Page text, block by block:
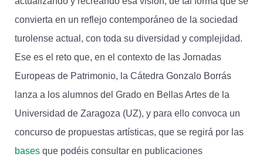
convierta en un reflejo contemporáneo de la sociedad
turolense actual, con toda su diversidad y complejidad.
Ese es el reto que, en el contexto de las Jornadas
Europeas de Patrimonio, la Cátedra Gonzalo Borrás
lanza a los alumnos del Grado en Bellas Artes de la
Universidad de Zaragoza (UZ), y para ello convoca un
concurso de propuestas artísticas, que se regirá por las
bases que podéis consultar en publicaciones